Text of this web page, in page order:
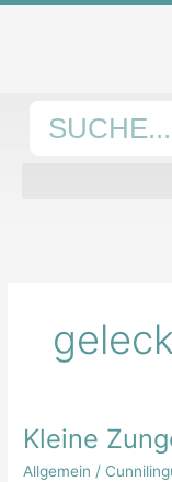
Zum
Kleine
Allgemein /
Kleine